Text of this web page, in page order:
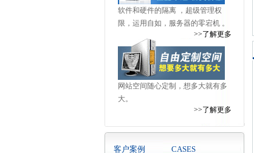
软件和硬件的隔离 ，超级管理权
限，运用自如，服务器的零宕机 。
>>了解更多
网站空间随心定制，想多大就有多
大。
>>了解更多
客户案例 CASES
北京普恩电子有限公司
山东颐兴医疗器械有限公司